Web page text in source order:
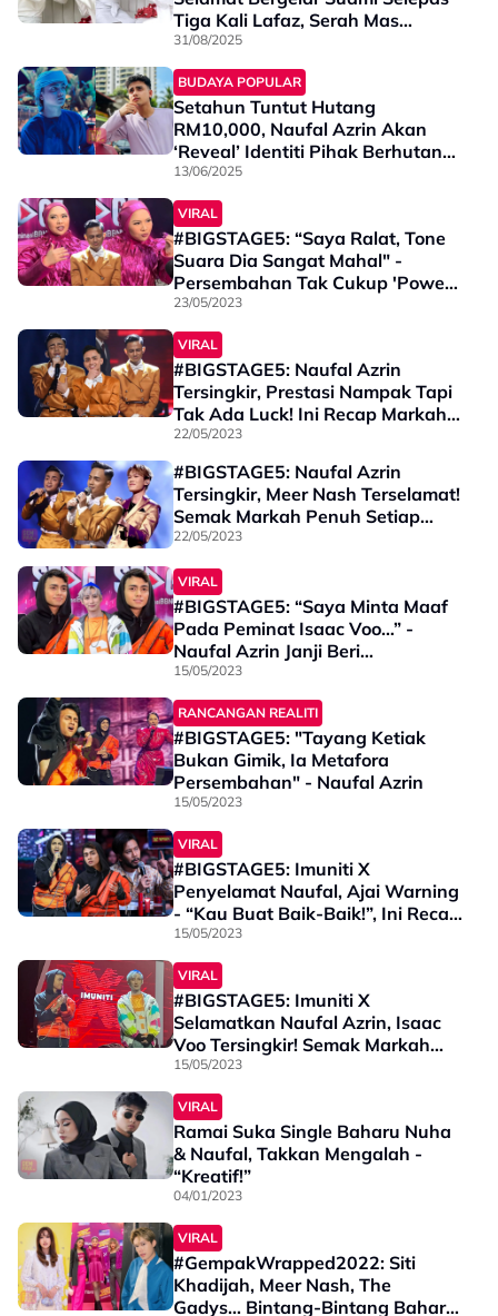
Tiga Kali Lafaz, Serah Mas
Kahwin RM7,000
31/08/2025
BUDAYA POPULAR
Setahun Tuntut Hutang
RM10,000, Naufal Azrin Akan
‘Reveal’ Identiti Pihak Berhutang
Jika Gagal Bayar - “Dia
Menyukarkan Keadaan”
13/06/2025
VIRAL
#BIGSTAGE5: “Saya Ralat, Tone
Suara Dia Sangat Mahal" -
Persembahan Tak Cukup 'Power',
Aina Abdul Setuju Naufal
Tersingkir
23/05/2023
VIRAL
#BIGSTAGE5: Naufal Azrin
Tersingkir, Prestasi Nampak Tapi
Tak Ada Luck! Ini Recap Markah
Penuh & Komen Juri
22/05/2023
#BIGSTAGE5: Naufal Azrin
Tersingkir, Meer Nash Terselamat!
Semak Markah Penuh Setiap
Peserta
22/05/2023
VIRAL
#BIGSTAGE5: “Saya Minta Maaf
Pada Peminat Isaac Voo…” -
Naufal Azrin Janji Beri
Persembahan Terbaik
15/05/2023
RANCANGAN REALITI
#BIGSTAGE5: "Tayang Ketiak
Bukan Gimik, Ia Metafora
Persembahan" - Naufal Azrin
15/05/2023
VIRAL
#BIGSTAGE5: Imuniti X
Penyelamat Naufal, Ajai Warning
- “Kau Buat Baik-Baik!”, Ini Recap
Markah Penuh & Komen Juri
15/05/2023
VIRAL
#BIGSTAGE5: Imuniti X
Selamatkan Naufal Azrin, Isaac
Voo Tersingkir! Semak Markah
Penuh Minggu Ke-2
15/05/2023
VIRAL
Ramai Suka Single Baharu Nuha
& Naufal, Takkan Mengalah -
“Kreatif!”
04/01/2023
VIRAL
#GempakWrapped2022: Siti
Khadijah, Meer Nash, The
Gadys… Bintang-Bintang Baharu